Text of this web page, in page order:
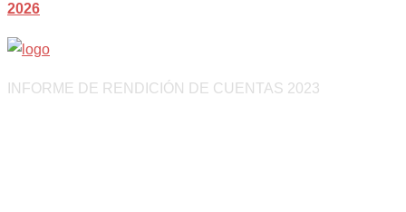
2026
INFORME DE RENDICIÓN DE CUENTAS 2023